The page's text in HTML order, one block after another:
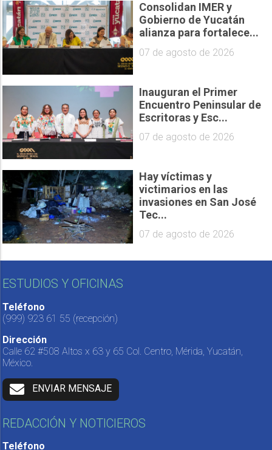
Consolidan IMER y
Gobierno de Yucatán
alianza para fortalece...
07 de agosto de 2026
Inauguran el Primer
Encuentro Peninsular de
Escritoras y Esc...
07 de agosto de 2026
Hay víctimas y
victimarios en las
invasiones en San José
Tec...
07 de agosto de 2026
ESTUDIOS Y OFICINAS
Teléfono
(999) 923 61 55 (recepción)
Dirección
Calle 62 #508 Altos x 63 y 65 Col. Centro, Mérida, Yucatán,
México.
ENVIAR MENSAJE
REDACCIÓN Y NOTICIEROS
Teléfono